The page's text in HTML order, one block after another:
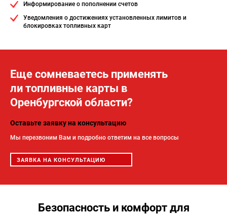
Информирование о пополнении счетов
Уведомления о достижениях установленных лимитов и
блокировках топливных карт
Еще сомневаетесь применять
ли топливные карты в
Оренбургской области?
Оставьте заявку на консультацию
Мы перезвоним Вам и подробно ответим на все вопросы
ЗАЯВКА НА КОНСУЛЬТАЦИЮ
Безопасность и комфорт для